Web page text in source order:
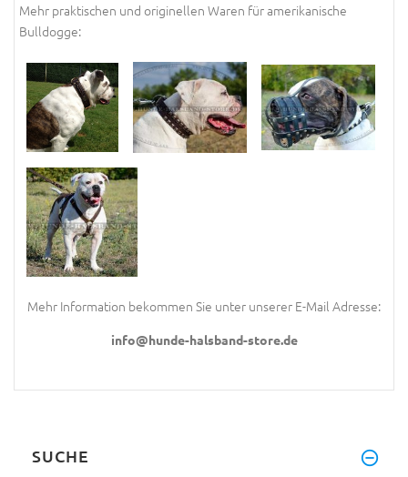
Mehr praktischen und originellen Waren für amerikanische
Bulldogge:
Mehr Information bekommen Sie unter unserer E-Mail Adresse:
info@hunde-halsband-store.de
SUCHE